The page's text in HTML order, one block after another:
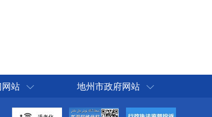
站 地州市政府网站